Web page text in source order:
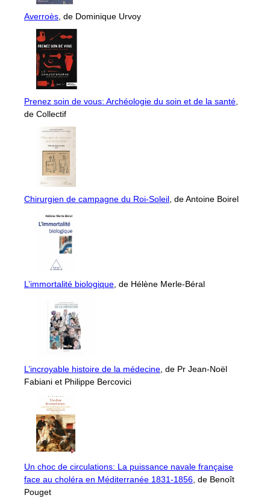
Averroès, de Dominique Urvoy
Prenez soin de vous: Archéologie du soin et de la santé,
de Collectif
Chirurgien de campagne du Roi-Soleil, de Antoine Boirel
L’immortalité biologique, de Hélène Merle-Béral
L’incroyable histoire de la médecine, de Pr Jean-Noël
Fabiani et Philippe Bercovici
Un choc de circulations: La puissance navale française
face au choléra en Méditerranée 1831-1856, de Benoît
Pouget